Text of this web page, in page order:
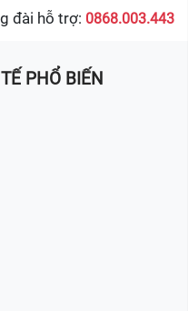
đài hỗ trợ: 0868.003.443
PHỔ BIẾN